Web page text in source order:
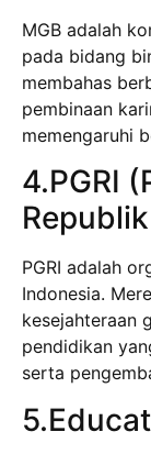
MGB adalah
pada bidang
membahas
pembinaan
memengaruhi
4.PGRI
PGRI adalah
Indonesia.
kesejahteraan
pendidikan
serta